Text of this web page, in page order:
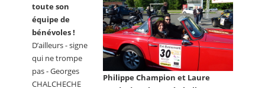
Philippe Champion et Laure
toute son
équipe de
bénévoles !
D’ailleurs - signe
qui ne trompe
pas - Georges
CHALCHECHE